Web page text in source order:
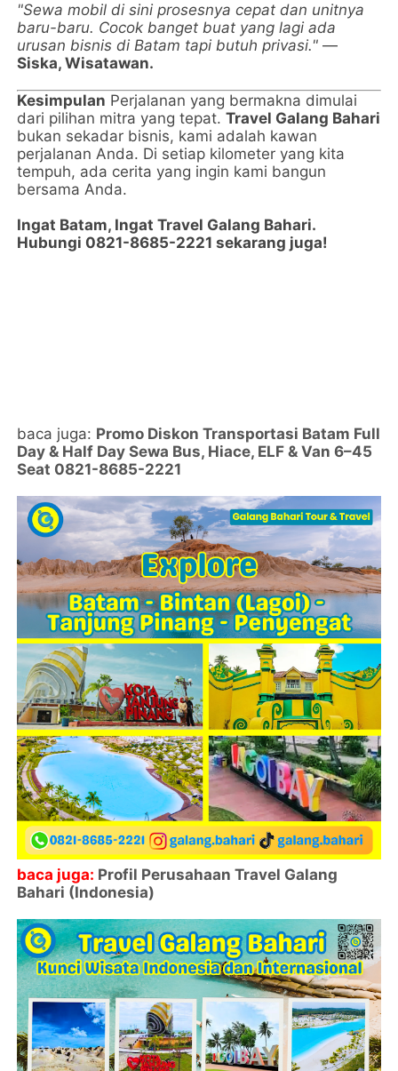
"Sewa mobil di sini prosesnya cepat dan unitnya
baru-baru. Cocok banget buat yang lagi ada
urusan bisnis di Batam tapi butuh privasi." —
Siska, Wisatawan.
Kesimpulan Perjalanan yang bermakna dimulai
dari pilihan mitra yang tepat.Travel Galang Bahari
bukan sekadar bisnis, kami adalah kawan
perjalanan Anda. Di setiap kilometer yang kita
tempuh, ada cerita yang ingin kami bangun
bersama Anda.
Ingat Batam, Ingat Travel Galang Bahari.
Hubungi 0821-8685-2221 sekarang juga!
baca juga: Promo Diskon Transportasi Batam Full
Day & Half Day Sewa Bus, Hiace, ELF & Van 6–45
Seat 0821-8685-2221
baca juga: Profil Perusahaan Travel Galang
Bahari (Indonesia)